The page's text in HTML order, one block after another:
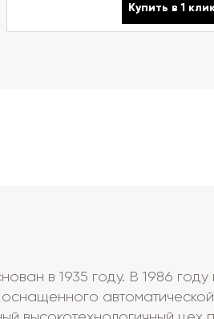
Купить в 1
в 1935 году. В 1986